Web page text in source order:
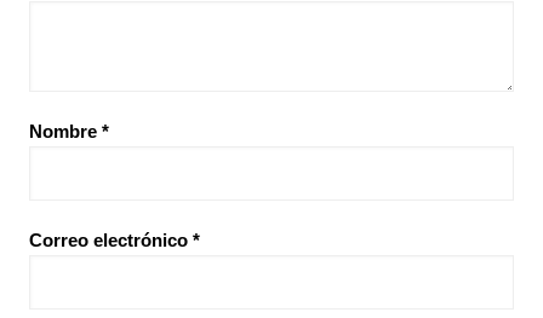
Nombre *
Correo electrónico *